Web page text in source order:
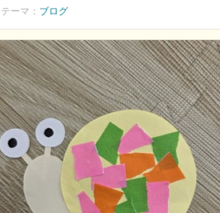
テーマ： ブログ